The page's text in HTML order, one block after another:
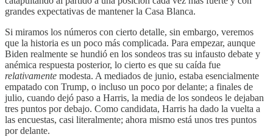
grandes expectativas de mantener la Casa Blanca.
Si miramos los números con cierto detalle, sin embargo, veremos
que la historia es un poco más complicada. Para empezar, aunque
Biden realmente se hundió en los sondeos tras su infausto debate y
anémica respuesta posterior, lo cierto es que su caída fue
relativamente modesta. A mediados de junio, estaba esencialmente
empatado con Trump, o incluso un poco por delante; a finales de
julio, cuando dejó paso a Harris, la media de los sondeos le dejaban
tres puntos por debajo. Como candidata, Harris ha dado la vuelta a
las encuestas, casi literalmente; ahora mismo está unos tres puntos
por delante.